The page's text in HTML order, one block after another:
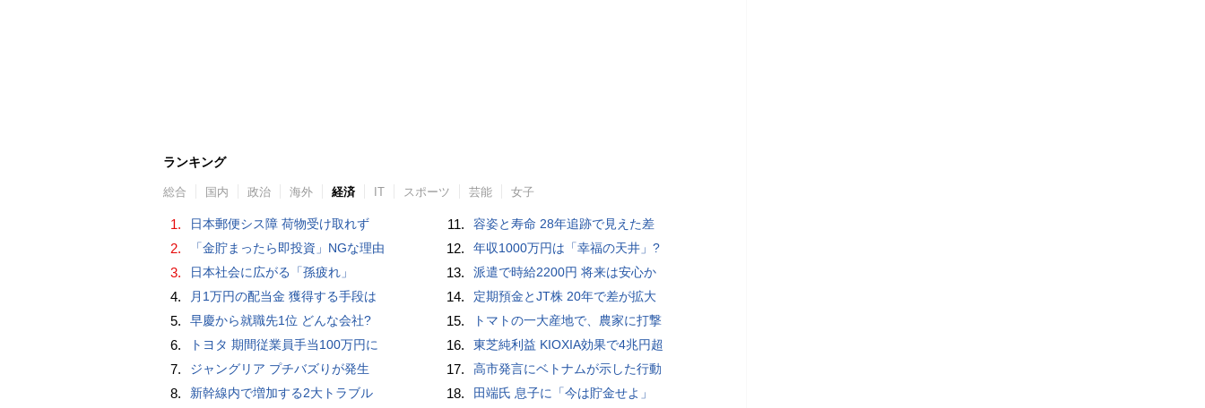
ランキング
総合 国内 政治 海外 経済 IT スポーツ 芸能 女子
1. 日本郵便シス障 荷物受け取れず
2. 「金貯まったら即投資」NGな理由
3. 日本社会に広がる「孫疲れ」
4. 月1万円の配当金 獲得する手段は
5. 早慶から就職先1位 どんな会社?
6. トヨタ 期間従業員手当100万円に
7. ジャングリア プチバズりが発生
8. 新幹線内で増加する2大トラブル
11. 容姿と寿命 28年追跡で見えた差
12. 年収1000万円は「幸福の天井」?
13. 派遣で時給2200円 将来は安心か
14. 定期預金とJT株 20年で差が拡大
15. トマトの一大産地で、農家に打撃
16. 東芝純利益 KIOXIA効果で4兆円超
17. 高市発言にベトナムが示した行動
18. 田端氏 息子に「今は貯金せよ」